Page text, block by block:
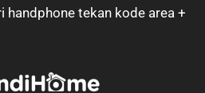
handphone tekan kode area +